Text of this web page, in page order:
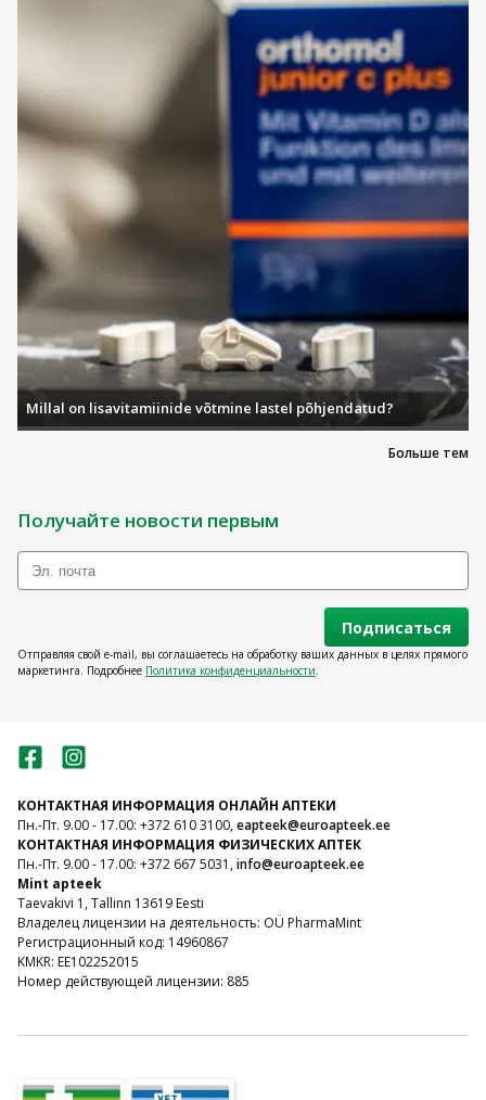
Больше тем
Millal on lisavitamiinide võtmine lastel põhjendatud?
Получайте новости первым
Подписаться
Отправляя свой e-mail, вы соглашаетесь на обработку ваших данных в целях прямого
маркетинга. Подробнее Политика конфиденциальности.
КОНТАКТНАЯ ИНФОРМАЦИЯ ОНЛАЙН АПТЕКИ
Пн.-Пт. 9.00 - 17.00: +372 610 3100,eapteek@euroapteek.ee
КОНТАКТНАЯ ИНФОРМАЦИЯ ФИЗИЧЕСКИХ АПТЕК
Пн.-Пт. 9.00 - 17.00: +372 667 5031,info@euroapteek.ee
Mint apteek
Taevakivi 1, Tallinn 13619 Eesti
Владелец лицензии на деятельность: OÜ PharmaMint
Регистрационный код: 14960867
KMKR: EE102252015
Номер действующей лицензии: 885